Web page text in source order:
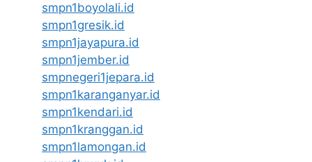
smpn1boyolali.id
smpn1gresik.id
smpn1jayapura.id
smpn1jember.id
smpnegeri1jepara.id
smpn1karanganyar.id
smpn1kendari.id
smpn1kranggan.id
smpn1lamongan.id